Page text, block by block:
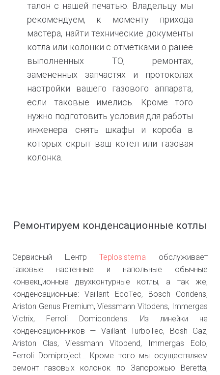
талон с нашей печатью. Владельцу мы
рекомендуем, к моменту прихода
мастера, найти технические документы
котла или колонки с отметками о ранее
выполненных ТО, ремонтах,
замененных запчастях и протоколах
настройки вашего газового аппарата,
если таковые имелись. Кроме того
нужно подготовить условия для работы
инженера: снять шкафы и короба в
которых скрыт ваш котел или газовая
колонка.
Ремонтируем конденсационные котлы
Сервисный ЦентрTeplosistema обслуживает
газовые настенные и напольные обычные
конвекционные двухконтурные котлы, а так же,
конденсационные: Vaillant EcoTec, Bosch Condens,
Ariston Genus Premium, Viessmann Vitodens, Immergas
Victrix, Ferroli Domicondens. Из линейки не
конденсационников — Vaillant TurboTec, Bosh Gaz,
Ariston Clas, Viessmann Vitopend, Immergas Eolo,
Ferroli Domiproject… Кроме того мы осуществляем
ремонт газовых колонок по Запорожью Beretta,